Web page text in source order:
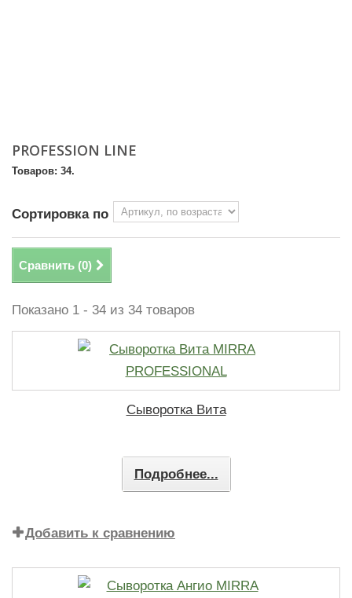
PROFESSION LINE
Товаров: 34.
Сортировка по
Сравнить (0)
Показано 1 - 34 из 34 товаров
Сыворотка Вита
Подробнее...
Добавить к сравнению